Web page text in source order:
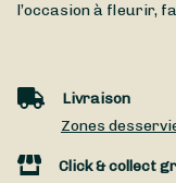
l’occasion à fleurir,
Livraison
Zones
Click & collect